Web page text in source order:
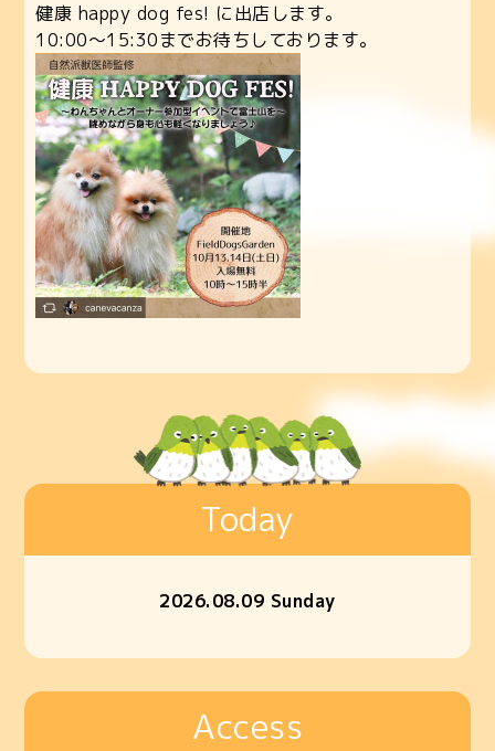
健康 happy dog fes! に出店します。
10:00〜15:30までお待ちしております。
Today
2026.08.09 Sunday
Access